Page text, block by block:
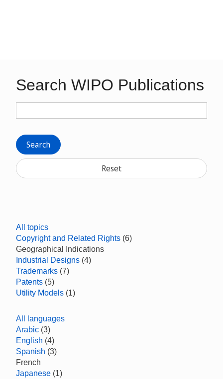
Search WIPO Publications
Search
Reset
All topics
Copyright and Related Rights (6)
Geographical Indications
Industrial Designs (4)
Trademarks (7)
Patents (5)
Utility Models (1)
All languages
Arabic (3)
English (4)
Spanish (3)
French
Japanese (1)